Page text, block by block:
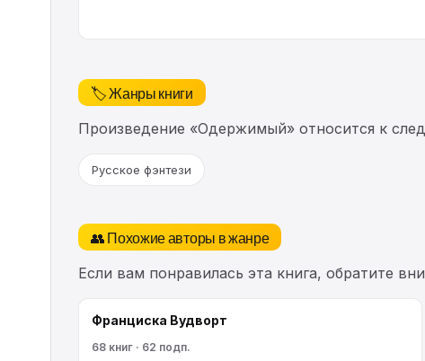
🏷️ Жанры книги
Произведение «Одержимый» относится к
Русское фэнтези
👥 Похожие авторы в жанре
Если вам понравилась эта книга, обратите
Франциска Вудворт
68 книг · 62 подп.